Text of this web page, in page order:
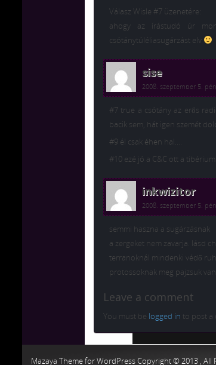
Válasz Wisle #7 üzenetére:
ahogy az írástudó úr
csótánytúléliasugárzást elv
sise
2008. szeptember 5.
#7 true a csótány az erős
bacik sem, hát igen szemét
#9 él csak éhen hal….
#10 ezé jó a C&C ott a
inkwizitor
2008. szeptember 5.
semmi haszna a sugárzásnak
a zergeket nem zavarja. lásd
terranoknál mindenki védő
protossoknak meg pajzsuk
Leave a comment
You must be logged in to post a
Mazaya Theme for WordPress Copyright © 2013 , All